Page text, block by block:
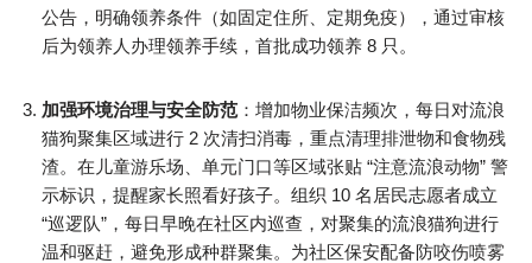
公告，明确领养条件（如固定住所、定期免疫），通过审核
后为领养人办理领养手续，首批成功领养 8 只。​
加强环境治理与安全防范 ：增加物业保洁频次，每日对流浪
猫狗聚集区域进行 2 次清扫消毒，重点清理排泄物和食物残
渣。在儿童游乐场、单元门口等区域张贴 “注意流浪动物” 警
示标识，提醒家长照看好孩子。组织 10 名居民志愿者成立
“巡逻队”，每日早晚在社区内巡查，对聚集的流浪猫狗进行
温和驱赶，避免形成种群聚集。为社区保安配备防咬伤喷雾